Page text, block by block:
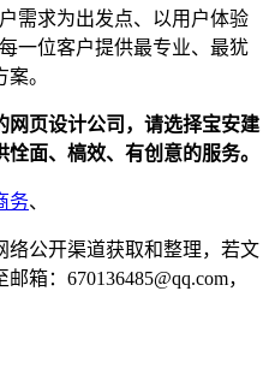
需求为出发点、以用户体验
一位客户提供最专业、最犹
。
网页设计公司，请选择宝安建
面、槁效、有创意的服务。
务、
络公开渠道获取和整理，若文
箱：670136485@qq.com，